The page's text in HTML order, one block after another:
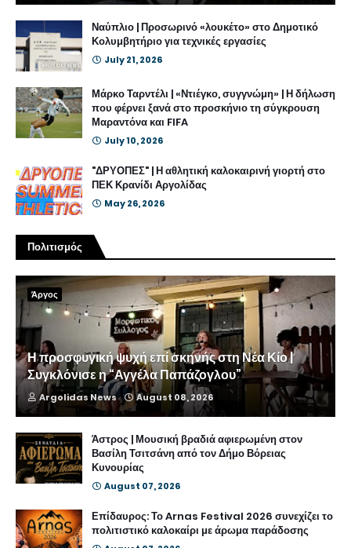
Ναύπλιο | Προσωρινό «λουκέτο» στο Δημοτικό
Κολυμβητήριο για τεχνικές εργασίες
July 21, 2026
Μάρκο Ταρντέλι | «Ντιέγκο, συγγνώμη» | Η δήλωση
που φέρνει ξανά στο προσκήνιο τη σύγκρουση
Μαραντόνα και FIFA
July 10, 2026
"ΔΡΥΟΠΕΣ" | Η αθλητική καλοκαιρινή γιορτή στο
ΠΕΚ Κρανίδι Αργολίδας
May 26, 2026
Πολιτισμός
Άργος
Η προσφυγική ψυχή επί σκηνής στη Νέα Κίο |
Συγκλόνισε η “Αγγέλα Παπάζογλου”
Argolidas News August 08, 2026
Άστρος | Μουσική βραδιά αφιερωμένη στον
Βασίλη Τσιτσάνη από τον Δήμο Βόρειας
Κυνουρίας
August 07, 2026
Επίδαυρος: Το Arnas Festival 2026 συνεχίζει το
πολιτιστικό καλοκαίρι με άρωμα παράδοσης